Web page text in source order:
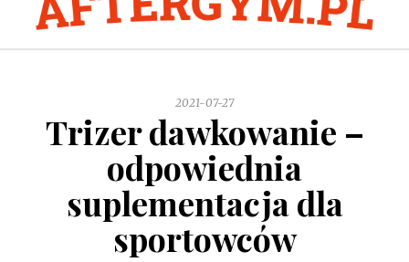
2021-07-27
Trizer dawkowanie –
odpowiednia
suplementacja dla
sportowców